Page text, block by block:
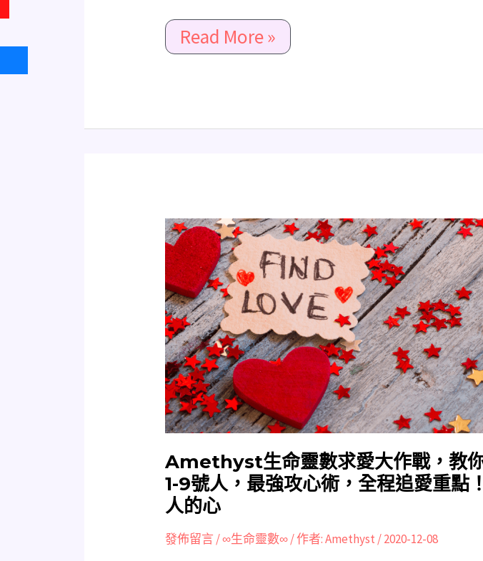
不
限
態)
時
間
軸
於
說
明
欄，
有
空
請
把
言
聽
完
喔!
Read More »
Amethyst生命靈數求愛大作戰，教
1-9號人，最強攻心術，全程追愛重點
人的心
發佈留言/∞生命靈數∞/ 作者:Amethyst /2020-12-08
Amethyst
生
命
靈
數
求
愛
大
作
戰，
教
你
如
何
追
1-
9